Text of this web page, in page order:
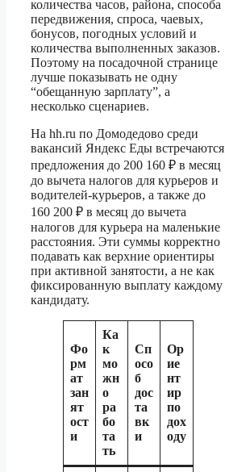
количества часов, района, способа
передвижения, спроса, чаевых,
бонусов, погодных условий и
количества выполненных заказов.
Поэтому на посадочной странице
лучше показывать не одну
“обещанную зарплату”, а
несколько сценариев.
На hh.ru по Домодедово среди
вакансий Яндекс Еды встречаются
предложения до 200 160 ₽ в месяц
до вычета налогов для курьеров и
водителей-курьеров, а также до
160 200 ₽ в месяц до вычета
налогов для курьера на маленькие
расстояния. Эти суммы корректно
подавать как верхние ориентиры
при активной занятости, а не как
фиксированную выплату каждому
кандидату.
Фо
рм
ат
зан
ят
ост
и
Ка
к
мо
жн
о
ра
бо
та
ть
Сп
осо
б
дос
та
вк
и
Ор
ие
нт
ир
по
дох
оду